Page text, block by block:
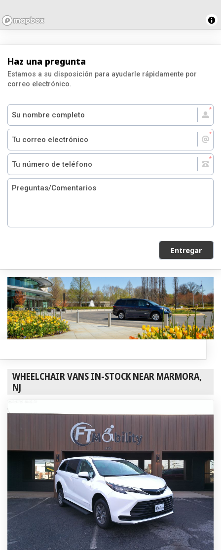
Haz una pregunta
Estamos a su disposición para ayudarle rápidamente por
correo electrónico.
Entregar
WHEELCHAIR VANS IN-STOCK NEAR MARMORA,
NJ